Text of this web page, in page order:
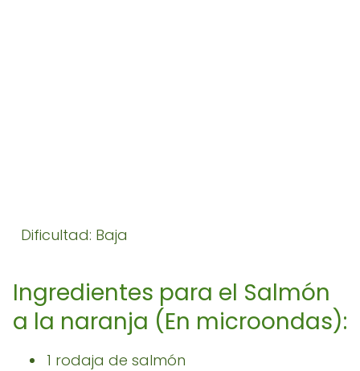
Dificultad: Baja
Ingredientes para el Salmón
a la naranja (En microondas):
1 rodaja de salmón